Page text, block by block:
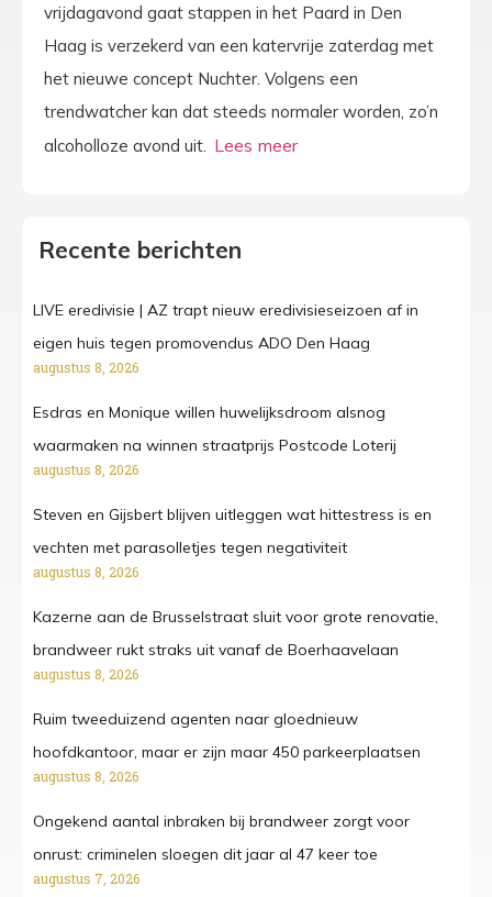
vrijdagavond gaat stappen in het Paard in Den
Haag is verzekerd van een katervrije zaterdag met
het nieuwe concept Nuchter. Volgens een
trendwatcher kan dat steeds normaler worden, zo’n
alcoholloze avond uit.
Recente berichten
LIVE eredivisie | AZ trapt nieuw eredivisieseizoen af in
eigen huis tegen promovendus ADO Den Haag
augustus 8, 2026
Esdras en Monique willen huwelijksdroom alsnog
waarmaken na winnen straatprijs Postcode Loterij
augustus 8, 2026
Steven en Gijsbert blijven uitleggen wat hittestress is en
vechten met parasolletjes tegen negativiteit
augustus 8, 2026
Kazerne aan de Brusselstraat sluit voor grote renovatie,
brandweer rukt straks uit vanaf de Boerhaavelaan
augustus 8, 2026
Ruim tweeduizend agenten naar gloednieuw
hoofdkantoor, maar er zijn maar 450 parkeerplaatsen
augustus 8, 2026
Ongekend aantal inbraken bij brandweer zorgt voor
onrust: criminelen sloegen dit jaar al 47 keer toe
augustus 7, 2026